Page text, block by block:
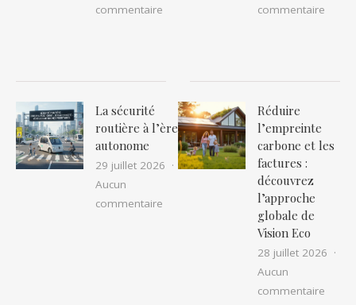
commentaire sur Comment organiser un road trip
commentaire
La sécurité
routière à l’ère
autonome
29 juillet 2026
Aucun
commentaire sur La sécurité routière à l’ère
Réduire
l’empreinte
carbone et les
factures :
découvrez
l’approche
globale de
Vision Eco
28 juillet 2026
Aucun
commentaire